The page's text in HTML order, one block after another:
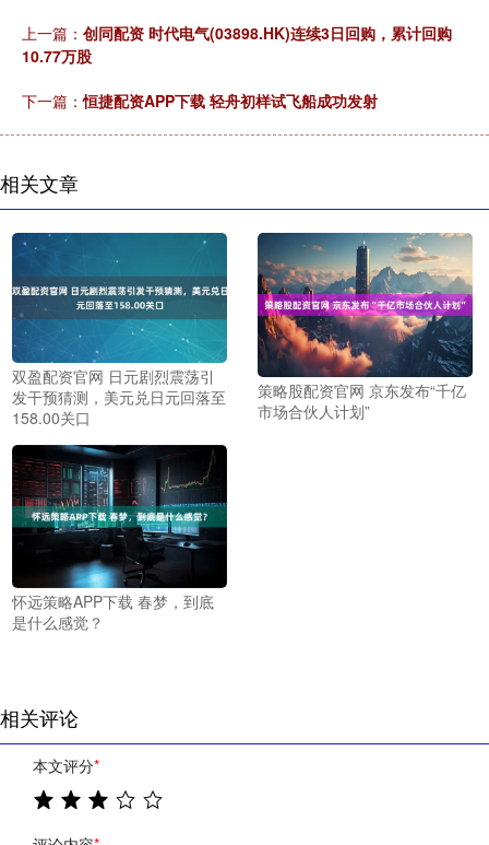
上一篇： 创同配资 时代电气(03898.HK)连续3日回购，累计回购
10.77万股
下一篇：恒捷配资APP下载 轻舟初样试飞船成功发射
相关文章
双盈配资官网 日元剧烈震荡引
发干预猜测，美元兑日元回落至
158.00关口
策略股配资官网 京东发布“千亿
市场合伙人计划”
怀远策略APP下载 春梦，到底
是什么感觉？
相关评论
本文评分*